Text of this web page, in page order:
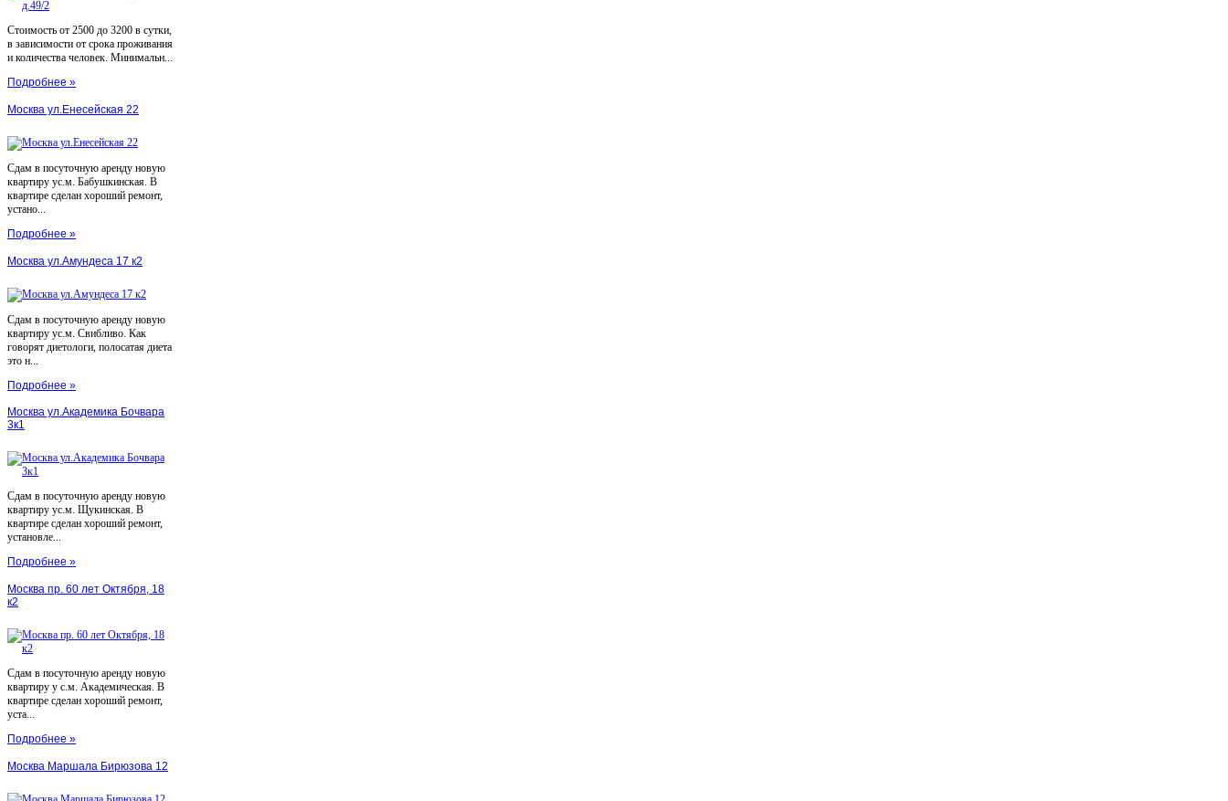
Стоимость от 2500 до 3200 в сутки,
в зависимости от срока проживания
и количества человек. Минимальн...
Подробнее »
Москва ул.Енесейская 22
Сдам в посуточную аренду новую
квартиру ус.м. Бабушкинская. В
квартире сделан хороший ремонт,
устано...
Подробнее »
Москва ул.Амундеса 17 к2
Сдам в посуточную аренду новую
квартиру ус.м. Свибливо. Как
говорят диетологи, полосатая диета
это н...
Подробнее »
Москва ул.Академика Бочвара
3к1
Сдам в посуточную аренду новую
квартиру ус.м. Щукинская. В
квартире сделан хороший ремонт,
установле...
Подробнее »
Москва пр. 60 лет Октября, 18
к2
Сдам в посуточную аренду новую
квартиру у с.м. Академическая. В
квартире сделан хороший ремонт,
уста...
Подробнее »
Москва Маршала Бирюзова 12